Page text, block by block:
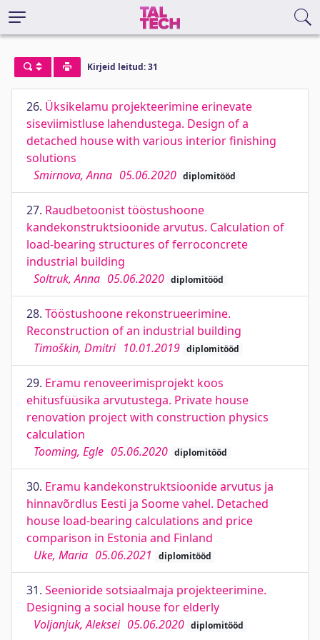
Kirjeid leitud: 31
26. Üksikelamu projekteerimine erinevate
siseviimistluse lahendustega. Design of a
detached house with various interior finishing
solutions
Smirnova, Anna 05.06.2020 diplomitööd
27. Raudbetoonist tööstushoone
kandekonstruktsioonide arvutus. Calculation of
load-bearing structures of ferroconcrete
industrial building
Soltruk, Anna 05.06.2020 diplomitööd
28. Tööstushoone rekonstrueerimine.
Reconstruction of an industrial building
Timoškin, Dmitri 10.01.2019 diplomitööd
29. Eramu renoveerimisprojekt koos
ehitusfüüsika arvutustega. Private house
renovation project with construction physics
calculation
Tooming, Egle 05.06.2020 diplomitööd
30. Eramu kandekonstruktsioonide arvutus ja
hinnavõrdlus Eesti ja Soome vahel. Detached
house load-bearing calculations and price
comparison in Estonia and Finland
Uke, Maria 05.06.2021 diplomitööd
31. Seenioride sotsiaalmaja projekteerimine.
Designing a social house for elderly
Voljanjuk, Aleksei 05.06.2020 diplomitööd